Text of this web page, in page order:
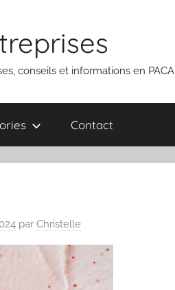
conseils et informations en PACA
Contact
par Christelle